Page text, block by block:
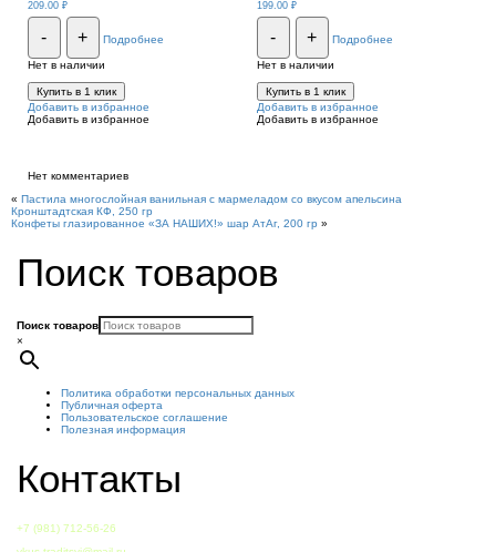
209.00 ₽
- + Подробнее
Нет в наличии
Купить в 1 клик
Добавить в избранное
Добавить в избранное
199.00 ₽
- + Подробнее
Нет в наличии
Купить в 1 клик
Добавить в избранное
Добавить в избранное
Нет комментариев
« Пастила многослойная ванильная с мармеладом со вкусом апельсина
Кронштадтская КФ, 250 гр
Конфеты глазированное «ЗА НАШИХ!» шар АтАг, 200 гр »
Поиск товаров
Поиск товаров
×
Политика обработки персональных данных
Публичная оферта
Пользовательское соглашение
Полезная информация
Контакты
+7 (981) 712-56-26